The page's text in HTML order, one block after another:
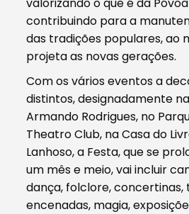
contribuindo para a
das tradições populares, ao
projeta as novas gerações.
Com os vários eventos a
distintos, designadamente
Armando Rodrigues, no
Theatro Club, na Casa do
Lanhoso, a Festa, que se
um mês e meio, vai incluir
dança, folclore,
encenadas, magia,